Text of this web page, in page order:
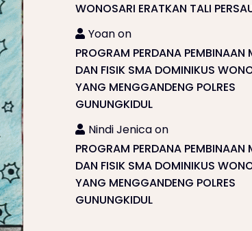
WONOSARI ERATKAN TALI
Yoanon
PROGRAM PERDANA PEMBINAAN
DAN FISIK SMA DOMINIKUS
YANG MENGGANDENG POLRES
GUNUNGKIDUL
Nindi Jenicaon
PROGRAM PERDANA PEMBINAAN
DAN FISIK SMA DOMINIKUS
YANG MENGGANDENG POLRES
GUNUNGKIDUL